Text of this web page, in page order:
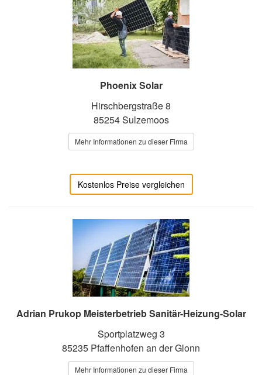
Phoenix Solar
Hirschbergstraße 8
85254 Sulzemoos
Mehr Informationen zu dieser Firma
Kostenlos Preise vergleichen
Adrian Prukop Meisterbetrieb Sanitär-Heizung-Solar
Sportplatzweg 3
85235 Pfaffenhofen an der Glonn
Mehr Informationen zu dieser Firma